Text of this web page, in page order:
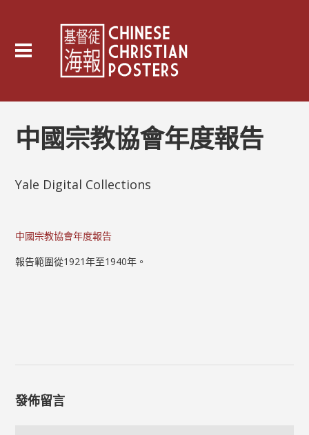
中國宗教協會年度報告
Yale Digital Collections
中國宗教協會年度報告
報告範圍從1921年至1940年。
發佈留言